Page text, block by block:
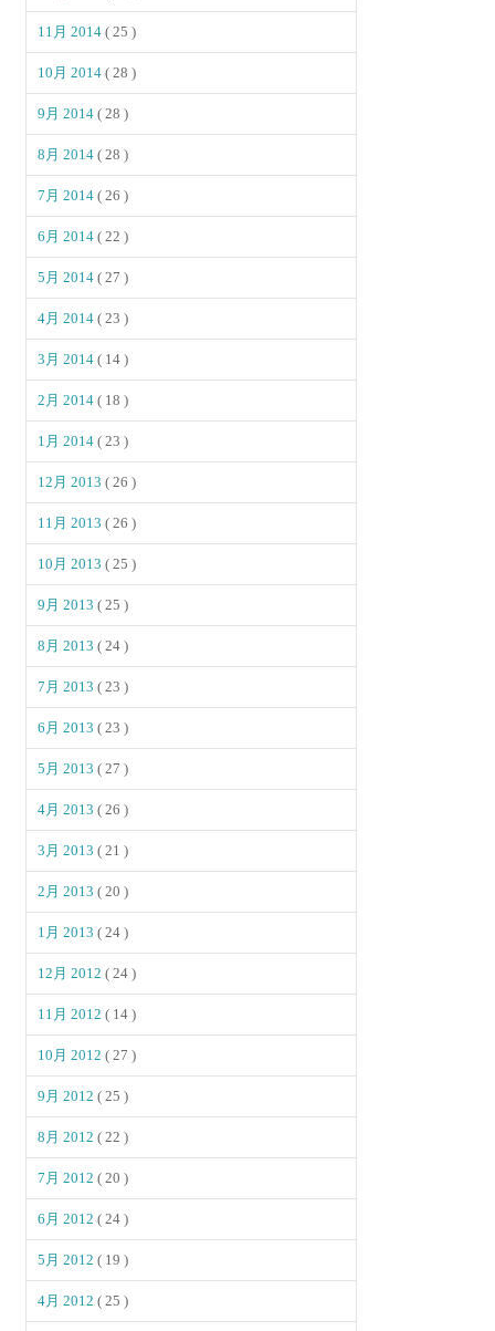
11月 2014( 25 )
10月 2014( 28 )
9月 2014( 28 )
8月 2014( 28 )
7月 2014( 26 )
6月 2014( 22 )
5月 2014( 27 )
4月 2014( 23 )
3月 2014( 14 )
2月 2014( 18 )
1月 2014( 23 )
12月 2013( 26 )
11月 2013( 26 )
10月 2013( 25 )
9月 2013( 25 )
8月 2013( 24 )
7月 2013( 23 )
6月 2013( 23 )
5月 2013( 27 )
4月 2013( 26 )
3月 2013( 21 )
2月 2013( 20 )
1月 2013( 24 )
12月 2012( 24 )
11月 2012( 14 )
10月 2012( 27 )
9月 2012( 25 )
8月 2012( 22 )
7月 2012( 20 )
6月 2012( 24 )
5月 2012( 19 )
4月 2012( 25 )